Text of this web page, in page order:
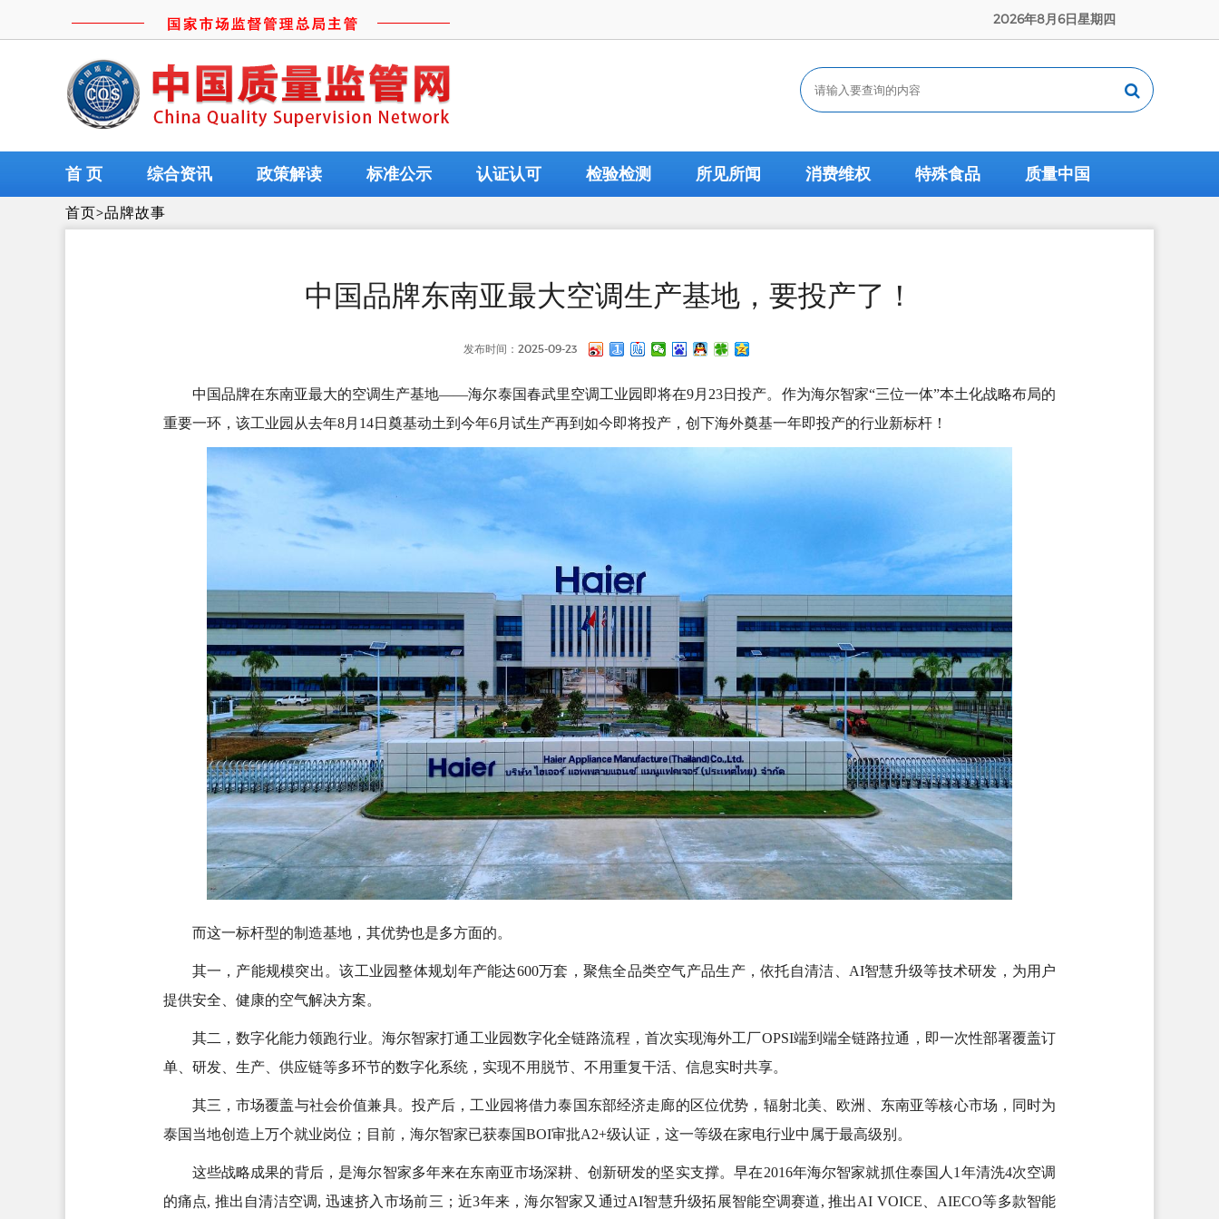
2026年8月6日星期四
首 页 综合资讯 政策解读 标准公示 认证认可 检验检测 所见所闻 消费维权 特殊食品 质量中国
首页>品牌故事
中国品牌东南亚最大空调生产基地，要投产了！
发布时间：2025-09-23
中国品牌在东南亚最大的空调生产基地——海尔泰国春武里空调工业园即将在9月23日投产。作为海尔智家“三位一体”本土化战略布局的
重要一环，该工业园从去年8月14日奠基动土到今年6月试生产再到如今即将投产，创下海外奠基一年即投产的行业新标杆！
而这一标杆型的制造基地，其优势也是多方面的。
其一，产能规模突出。该工业园整体规划年产能达600万套，聚焦全品类空气产品生产，依托自清洁、AI智慧升级等技术研发，为用户
提供安全、健康的空气解决方案。
其二，数字化能力领跑行业。海尔智家打通工业园数字化全链路流程，首次实现海外工厂OPSI端到端全链路拉通，即一次性部署覆盖订
单、研发、生产、供应链等多环节的数字化系统，实现不用脱节、不用重复干活、信息实时共享。
其三，市场覆盖与社会价值兼具。投产后，工业园将借力泰国东部经济走廊的区位优势，辐射北美、欧洲、东南亚等核心市场，同时为
泰国当地创造上万个就业岗位；目前，海尔智家已获泰国BOI审批A2+级认证，这一等级在家电行业中属于最高级别。
这些战略成果的背后，是海尔智家多年来在东南亚市场深耕、创新研发的坚实支撑。早在2016年海尔智家就抓住泰国人1年清洗4次空调
的痛点, 推出自清洁空调, 迅速挤入市场前三；近3年来，海尔智家又通过AI智慧升级拓展智能空调赛道, 推出AI VOICE、AIECO等多款智能